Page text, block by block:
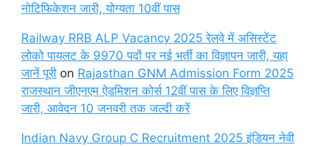
नोटिफिकेशन जारी, योग्यता 10वीं पास
Railway RRB ALP Vacancy 2025 रेलवे में असिस्टेंट
लोको पायलट के 9970 पदों पर नई भर्ती का विज्ञापन जारी, यहा
जानें पूरी on Rajasthan GNM Admission Form 2025
राजस्थान जीएनएम ऐडमिशन कोर्स 12वीं पास के लिए विज्ञप्ति
जारी, आवेदन 10 जनवरी तक जल्दी करें
Indian Navy Group C Recruitment 2025 इंडियन नेवी